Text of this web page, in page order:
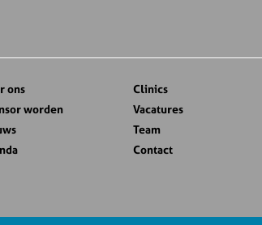
ons
worden
Clinics
Vacatures
Team
Contact